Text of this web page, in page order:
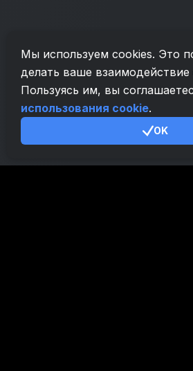
Мы используем cookies. Это
делать ваше
Пользуясь им, вы
использования cookie.
OK